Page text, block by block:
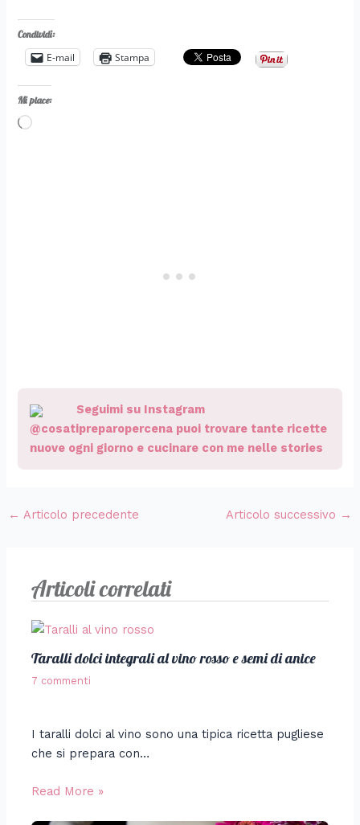
Condividi:
E-mail Stampa
Mi piace:
Caricamento
Seguimi su Instagram
@cosatipreparopercena puoi trovare tante ricette
nuove ogni giorno e cucinare con me nelle stories
← Articolo precedente Articolo successivo →
Articoli correlati
Taralli dolci integrali al vino rosso e semi di anice
7 commenti
I taralli dolci al vino sono una tipica ricetta pugliese
che si prepara con…
Read More »